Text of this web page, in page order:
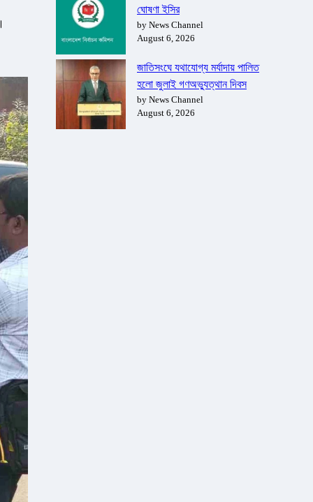
ঘোষণা ইসির
by News Channel
August 6, 2026
জাতিসংঘে যথাযোগ্য মর্যাদায় পালিত
হলো জুলাই গণঅভ্যুত্থান দিবস
by News Channel
August 6, 2026